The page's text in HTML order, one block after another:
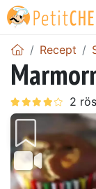
Recept